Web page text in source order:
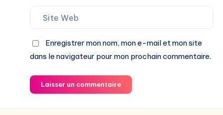
Enregistrer mon nom, mon e-mail et mon site
dans le navigateur pour mon prochain commentaire.
Laisser un commentaire